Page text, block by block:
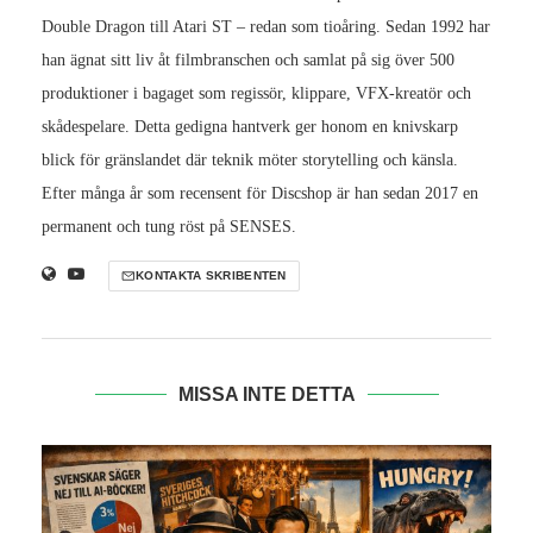
Double Dragon till Atari ST – redan som tioåring. Sedan 1992 har
han ägnat sitt liv åt filmbranschen och samlat på sig över 500
produktioner i bagaget som regissör, klippare, VFX-kreatör och
skådespelare. Detta gedigna hantverk ger honom en knivskarp
blick för gränslandet där teknik möter storytelling och känsla.
Efter många år som recensent för Discshop är han sedan 2017 en
permanent och tung röst på SENSES.
KONTAKTA SKRIBENTEN
MISSA INTE DETTA